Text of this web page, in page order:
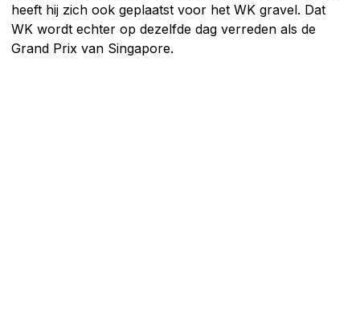
heeft hij zich ook geplaatst voor het WK gravel. Dat
WK wordt echter op dezelfde dag verreden als de
Grand Prix van Singapore.